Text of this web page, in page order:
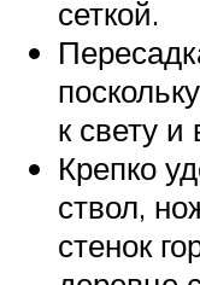
сеткой.
к свету и
Крепко
ствол,
стенок